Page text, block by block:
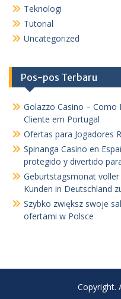
Teknologi
Tutorial
Uncategorized
Pos-pos Terbaru
Golazzo Casino –
Cliente em Portugal
Ofertas para Jogadores
Spinanga Casino en
protegido y divertido
Geburtstagsmonat
Kunden in Deutschland
Szybko zwiększ swoje
ofertami w Polsce
Copyright.